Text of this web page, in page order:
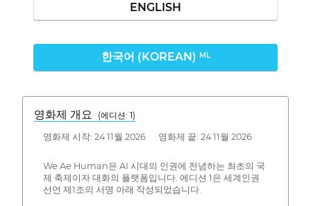
ENGLISH
한국어 (KOREAN) ML
영화제 개요 (에디션: 1)
영화제 시작: 24 11월 2026 영화제 끝: 24 11월 2026
We Ae Human은 AI 시대의 인권에 전념하는 최초의 국
제 축제이자 대화의 플랫폼입니다. 에디션 1은 세계인권
선언 제1조의 서명 아래 작성되었습니다.